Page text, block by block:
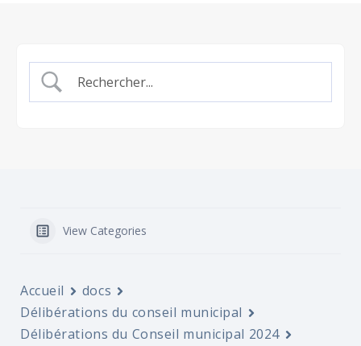
View Categories
Accueil
docs
Délibérations du conseil municipal
Délibérations du Conseil municipal 2024